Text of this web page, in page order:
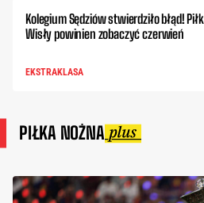
Kolegium Sędziów stwierdziło błąd!
Wisły powinien zobaczyć czerwień
EKSTRAKLASA
PIŁKA NOŻNA